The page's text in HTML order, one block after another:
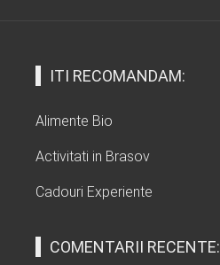
ITI RECOMANDAM:
Alimente Bio
Activitati in Brasov
Cadouri Experiente
COMENTARII RECENTE: